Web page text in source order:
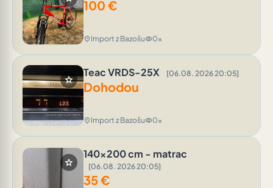
100 €
location_on Import z Bazošuvisibility0x
star
Teac VRDS-25X [06.08. 2026 20:05]
Dohodou
location_on Import z Bazošuvisibility0x
star
140x200 cm - matrac
[06.08. 2026 20:05]
35€